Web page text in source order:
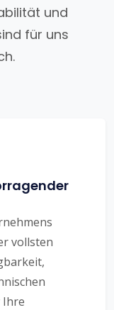
und
für uns
vollsten
Ihre